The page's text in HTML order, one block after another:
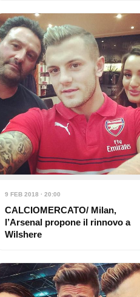
9 FEB 2018 · 20:00
CALCIOMERCATO/ Milan,
l’Arsenal propone il rinnovo a
Wilshere